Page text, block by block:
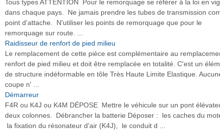
Tous types ATTENTION Pour le remorquage se référer à la loi en
dans chaque pays. Ne jamais prendre les tubes de transmission
point d'attache. N'utiliser les points de remorquage que pour le
remorquage sur route. ...
Raidisseur de renfort de pied milieu
Le remplacement de cette pièce est complémentaire au
renfort de pied milieu et doit être remplacée en totalité. C'est un
de structure indéformable en tôle Très Haute Limite Elastique.
coupe n' ...
Démarreur
F4R ou K4J ou K4M DÉPOSE Mettre le véhicule sur un pont
deux colonnes. Débrancher la batterie Déposer : les caches du
la fixation du résonateur d'air (K4J), le conduit d ...